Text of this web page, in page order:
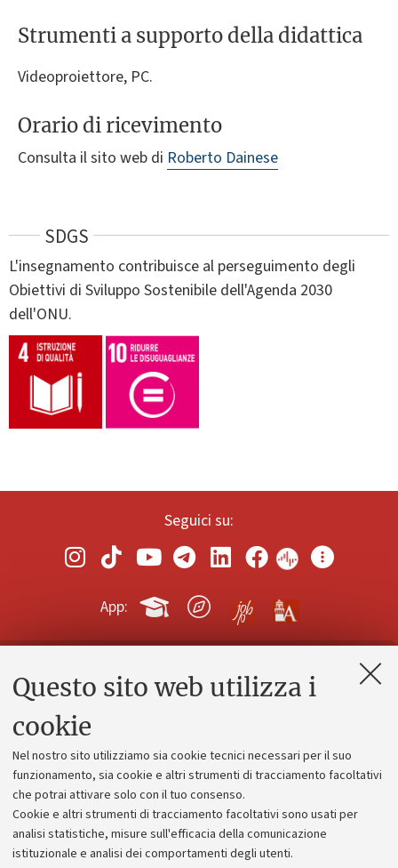
Questo sito web utilizza i
cookie
Nel nostro sito utilizziamo sia cookie tecnici necessari per il suo
funzionamento, sia cookie e altri strumenti di tracciamento facoltativi
che potrai attivare solo con il tuo consenso.
Cookie e altri strumenti di tracciamento facoltativi sono usati per
analisi statistiche, misure sull'efficacia della comunicazione
istituzionale e analisi dei comportamenti degli utenti.
Strumenti a supporto della didattica
Videoproiettore, PC.
Orario di ricevimento
Consulta il sito web di Roberto Dainese
SDGS
L'insegnamento contribuisce al perseguimento degli
Obiettivi di Sviluppo Sostenibile dell'Agenda 2030
dell'ONU.
Seguici su:
App:
Contatti e PEC
Alumni community
Piano strategico
Bilanci
Donazioni e 5x1000